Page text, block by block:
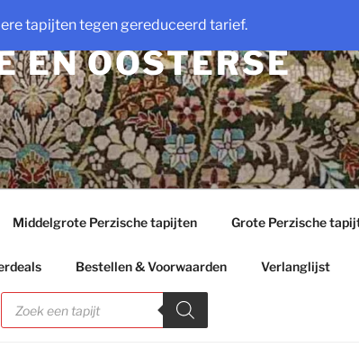
tapijten tegen gereduceerd tarief.
EN OOSTERSE
Middelgrote Perzische tapijten Grote Perzische
Bestellen & Voorwaarden Verlanglijst
Producten
zoeken